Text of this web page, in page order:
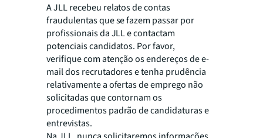
A JLL recebeu relatos de contas
fraudulentas que se fazem passar por
profissionais da JLL e contactam
potenciais candidatos. Por favor,
verifique com atenção os endereços de e-
mail dos recrutadores e tenha prudência
relativamente a ofertas de emprego não
solicitadas que contornam os
procedimentos padrão de candidaturas e
entrevistas.